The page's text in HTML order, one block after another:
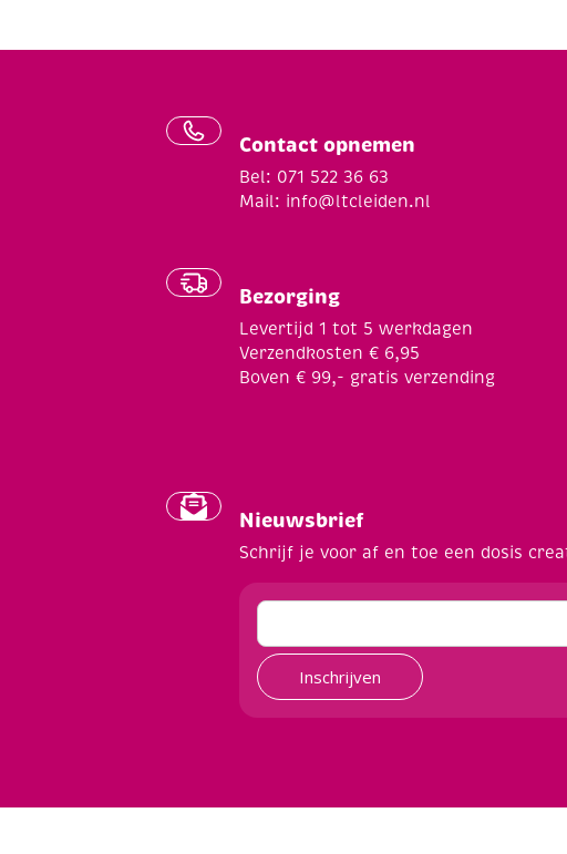
Contact opnemen
Bel: 071 522 36 63
Mail: info@ltcleiden.nl
Bezorging
Levertijd 1 tot 5 werkdagen
Verzendkosten € 6,95
Boven € 99,- gratis verzending
Nieuwsbrief
Schrijf je voor af en toe een dosis
Inschrijven